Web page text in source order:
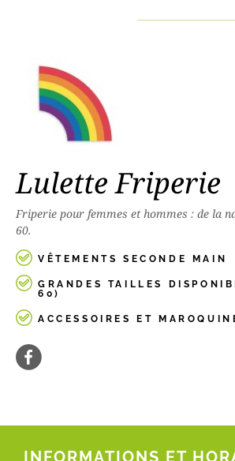
Lulette Friperie
Friperie pour femmes et hommes : de la
60.
VÊTEMENTS SECONDE MAIN
GRANDES TAILLES
60)
ACCESSOIRES ET
INFORMATIONS ET